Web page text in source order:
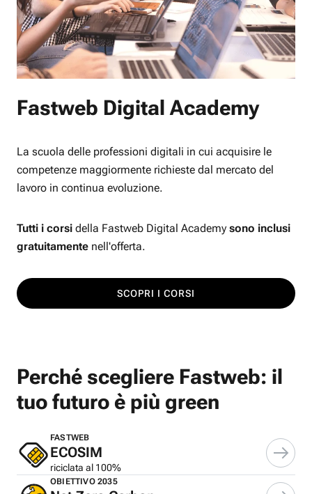
Fastweb Digital Academy
La scuola delle professioni digitali in cui acquisire le
competenze maggiormente richieste dal mercato del
lavoro in continua evoluzione.
Tutti i corsi della Fastweb Digital Academy sono inclusi
gratuitamente nell'offerta.
SCOPRI I CORSI
Perché scegliere Fastweb: il
tuo futuro è più green
FASTWEB
ECOSIM
riciclata al 100%
OBIETTIVO 2035